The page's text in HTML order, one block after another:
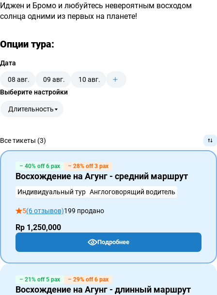
Иджен и Бромо и любуйтесь невероятным восходом
солнца одними из первых на планете!
Опции тура:
Дата
08 авг. 09 авг.
10 авг.
Выберите настройки
Длительность
Все тикеты (3)
– 40% off 6 pax – 28% off 3 pax
Восхождение на Агунг - средний маршрут
Индивидуальный тур Англоговорящий водитель
5(6 отзывов)199 продано
Rp 1,250,000
Подробнее
– 21% off 5 pax – 29% off 6 pax
Восхождение на Агунг - длинный маршрут